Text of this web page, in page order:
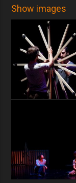
Show images